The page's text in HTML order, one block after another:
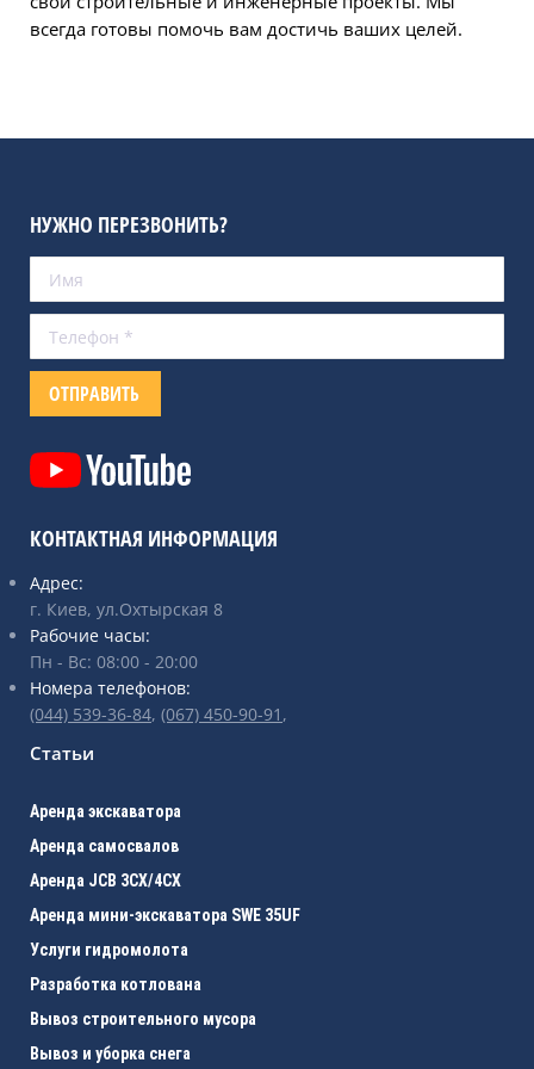
всегда готовы помочь вам достичь ваших целей.
НУЖНО ПЕРЕЗВОНИТЬ?
КОНТАКТНАЯ ИНФОРМАЦИЯ
Адрес:
г. Киев, ул.Охтырская 8
Рабочие часы:
Пн - Вс: 08:00 - 20:00
Номера телефонов:
(044) 539-36-84, (067) ‎450-90-91 ,
Статьи
Аренда экскаватора
Аренда самосвалов
Аренда JCB 3CХ/4CX
Аренда мини-экскаватора SWE 35UF
Услуги гидромолота
Разработка котлована
Вывоз строительного мусора
Вывоз и уборка снега